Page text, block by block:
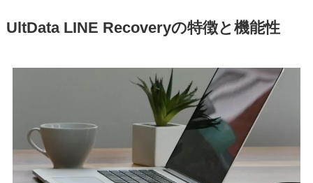
UltData LINE Recoveryの特徴と機能性